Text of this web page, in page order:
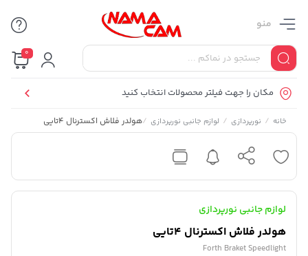
منو
0
مکان را جهت فیلتر محصولات انتخاب کنید
خانه / نورپردازی / لوازم جانبی نورپردازی /هولدر فلاش اکسترنال 4تایی
لوازم جانبی نورپردازی
هولدر فلاش اکسترنال 4تایی
Forth Braket Speedlight